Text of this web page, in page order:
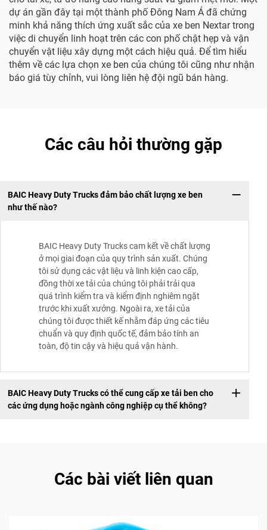
dự án gần đây tại một thành phố Đông Nam Á đã chứng
minh khả năng thích ứng xuất sắc của xe ben Nextar trong
việc di chuyển linh hoạt trên các con phố chật hẹp và vận
chuyển vật liệu xây dựng một cách hiệu quả. Để tìm hiểu
thêm về các lựa chọn xe ben của chúng tôi cũng như nhận
báo giá tùy chỉnh, vui lòng liên hệ đội ngũ bán hàng.
Các câu hỏi thường gặp
BAIC Heavy Duty Trucks đảm bảo chất lượng xe ben
như thế nào?
BAIC Heavy Duty Trucks cam kết về chất lượng
ở mọi giai đoạn của quy trình sản xuất. Chúng
tôi sử dụng các vật liệu và linh kiện cao cấp,
đồng thời xe tải của chúng tôi phải trải qua
quá trình kiểm tra và kiểm định nghiêm ngặt
trước khi xuất xưởng. Ngoài ra, xe tải của
chúng tôi được thiết kế nhằm đáp ứng các tiêu
chuẩn và quy định quốc tế, đảm bảo tính an
toàn, độ tin cậy và hiệu quả vận hành.
BAIC Heavy Duty Trucks có thể cung cấp xe tải ben cho
các ứng dụng hoặc ngành công nghiệp cụ thể không?
Các bài viết liên quan